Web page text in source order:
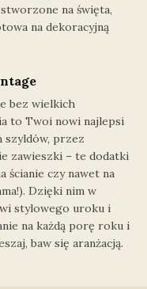
na święta,
na dekoracyjną
bez wielkich
to Twoi nowi najlepsi
szyldów, przez
zawieszki – te dodatki
ścianie czy nawet na
Dzięki nim w
stylowego uroku i
na każdą porę roku i
baw się aranżacją.